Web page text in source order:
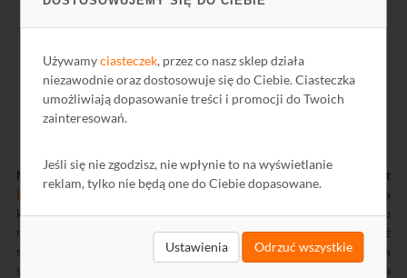
Używamyciasteczek, przez co nasz sklep działa
niezawodnie oraz dostosowuje się do Ciebie. Ciasteczka
umożliwiają dopasowanie treści i promocji do Twoich
zainteresowań.
Jeśli się nie zgodzisz, nie wpłynie to na wyświetlanie
reklam, tylko nie będą one do Ciebie dopasowane.
Ustawienia Odrzuć wszystkie
Mufo-przełącznica GFP-16G 2 wejścia, 16 wyjść, uncut port
L56318
posiada dwa wejścia na kable magistralne oraz 16 wyjść na
kable abonenckie. Została zaprojektowana do montażu
naściennego lub na słupie. Jej konstrukcja umożliwia łatwy montaż
splitterów i adapterów oraz dobry dostęp do umieszczania
spawów i organizację włókien. Szczelna obudowa została